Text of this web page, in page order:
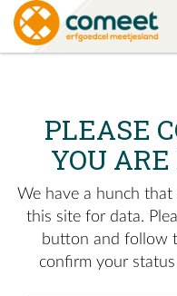
PLEASE
YOU
We have a hunch
this site for data.
button and follow
confirm your